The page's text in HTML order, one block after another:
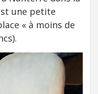
une petite
« à moins de